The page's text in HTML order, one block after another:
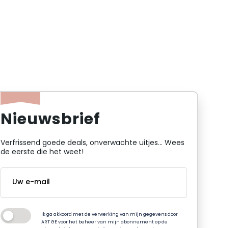
Nieuwsbrief
Verfrissend goede deals, onverwachte uitjes... Wees
de eerste die het weet!
Ik ga akkoord met de verwerking van mijn gegevens door
ART GE voor het beheer van mijn abonnement op de